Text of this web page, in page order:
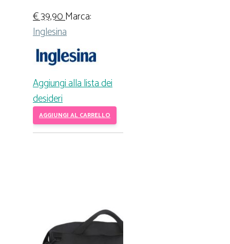
€39,90Marca:
Inglesina
Aggiungi alla lista dei
desideri
AGGIUNGI AL CARRELLO